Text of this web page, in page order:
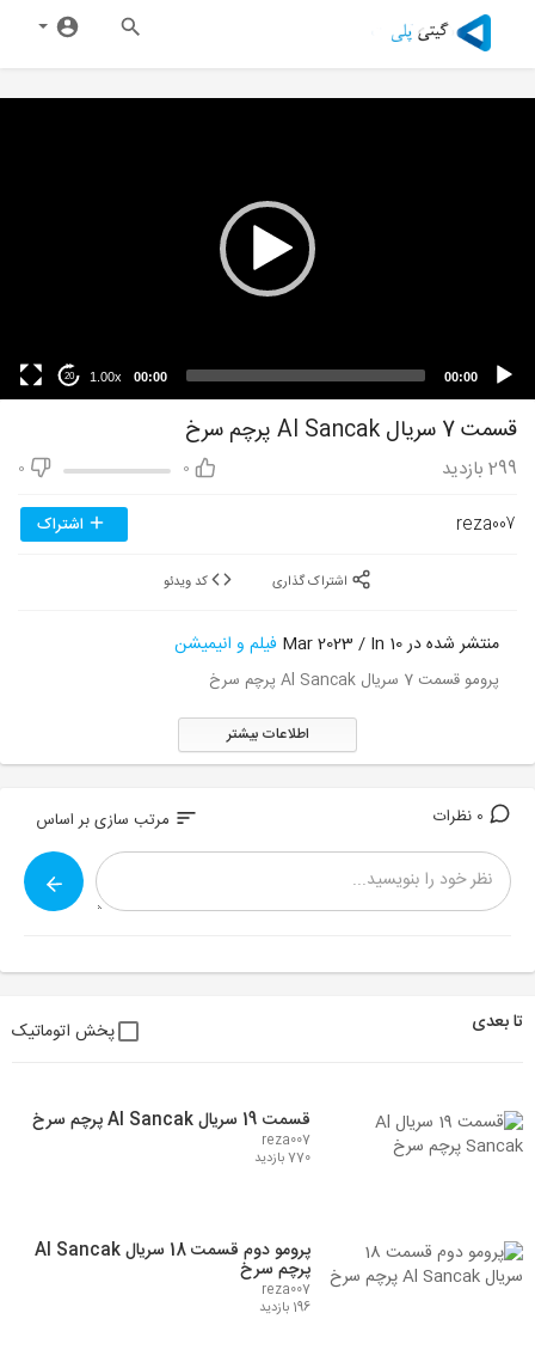
00:00
00:00
1.00x
20
قسمت 7 سریال Al Sancak پرچم سرخ
0
0 299 بازدید
reza007 اشتراک
منتشر شده در 10 Mar 2023 / In فیلم و انیمیشن
پرومو قسمت 7 سریال Al Sancak پرچم سرخ
اطلاعات بیشتر
sort مرتب سازی بر اساس
تا بعدی پخش اتوماتیک
قسمت 19 سریال Al Sancak پرچم سرخ
reza007
770 بازدید
پرومو دوم قسمت 18 سریال Al Sancak
پرچم سرخ
reza007
196 بازدید